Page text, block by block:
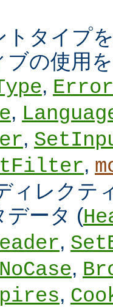
トタイプ
ブの使用
,
,
,
,
ィレクテ
データ (
,
,
,